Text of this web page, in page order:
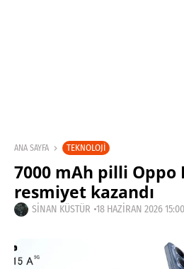
ANA SAYFA TEKNOLOJI
7000 mAh pilli Oppo
resmiyet kazandı
SINAN KÜSTÜR 18 HAZIRAN 2026 15:00